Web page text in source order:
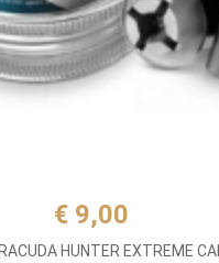
€ 9,00
HUNTER EXTREME